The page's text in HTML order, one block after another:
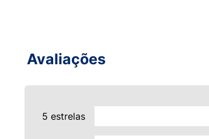
Avaliações
5 estrelas